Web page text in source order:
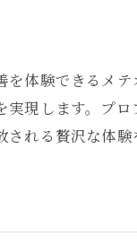
体験できるメ
現します。プ
れる贅沢な体